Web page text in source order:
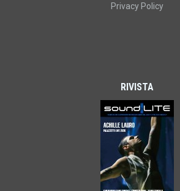
Privacy Policy
RIVISTA